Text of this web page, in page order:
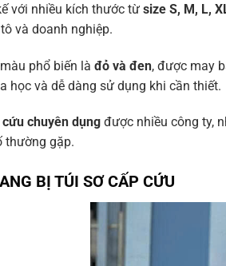
với nhiều kích thước từ size S, M, L,
và doanh nghiệp.
phổ biến là đỏ và đen, được may
học và dễ dàng sử dụng khi cần thiết.
chuyên dụng được nhiều công ty,
thường gặp.
BỊ TÚI SƠ CẤP CỨU